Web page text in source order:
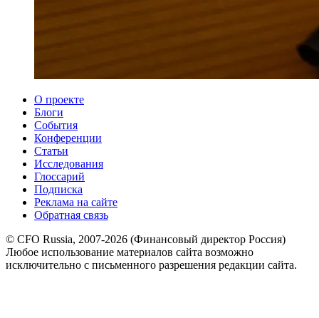
О проекте
Блоги
События
Конференции
Статьи
Исследования
Глоссарий
Подписка
Реклама на сайте
Обратная связь
© CFO Russia, 2007-2026 (Финансовый директор Россия)
Любое использование материалов сайта возможно
исключительно с письменного разрешения редакции сайта.